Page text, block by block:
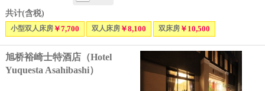
共计(含税)
小型双人床房￥7,700 双人床房￥8,100 双床房￥10,500
旭桥裕崎士特酒店（Hotel
Yuquesta Asahibashi）